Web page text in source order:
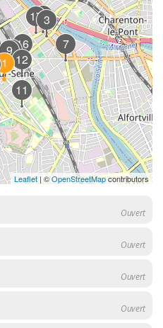
1
2
3
6
7
9
11
12
16
17
Leaflet | ©OpenStreetMapcontributors
Ouvert
Ouvert
Ouvert
Ouvert